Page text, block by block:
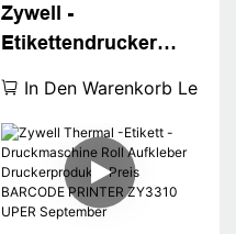
Zywell -
Etikettendrucker
Transport- und
Verpackungsbezeich
nungen iOS Android
80 mm Barcode
Thermaldrucker USB
In Den Warenkorb Legen